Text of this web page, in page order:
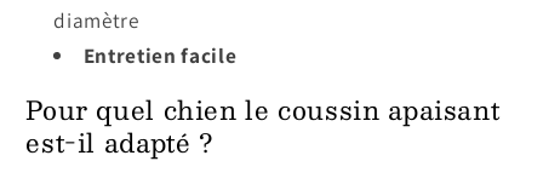
diamètre
Entretien facile
Pour quel chien le coussin apaisant
est-il adapté ?